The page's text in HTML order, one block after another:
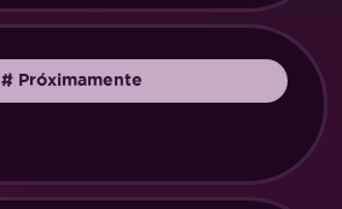
#Próximamente